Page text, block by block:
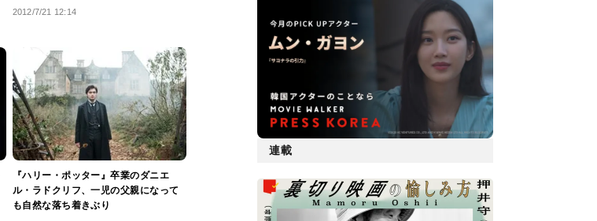
2012/7/21 12:14
『ハリー・ポッター』卒業のダニエ
ル・ラドクリフ、一児の父親になって
も自然な落ち着きぶり
連載